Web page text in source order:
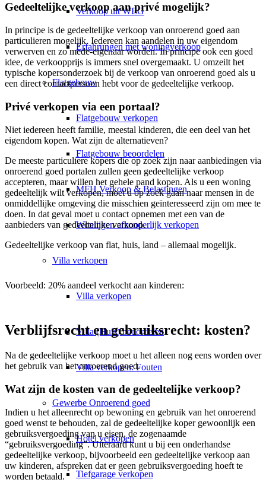
Verkoop uit WEG
Erfahrungen met woningverkoop
Flatgebouw
Flatgebouw verkopen
Flatgebouw beoordelen
MFH Verkoop & Belastingen
Woningen afzonderlijk verkopen
Villa verkopen
Villa verkopen
Villa (Huis) beoordelen
Villa verkopen: Fouten
Gewerbe Onroerend goed
Hotel verkopen
Tiefgarage verkopen
Gedeeltelijke verkoop aan privé mogelijk?
In principe is de gedeeltelijke verkoop van onroerend goed aan
particulieren mogelijk. Iedereen kan aandelen in uw eigendom
verwerven en zo mede-eigenaar worden. In principe ook een goed
idee, de verkoopprijs is immers snel overgemaakt. U omzeilt het
typische kopersonderzoek bij de verkoop van onroerend goed als u
een direct contactpersoon hebt voor de gedeeltelijke verkoop.
Privé verkopen via een portaal?
Niet iedereen heeft familie, meestal kinderen, die een deel van het
eigendom kopen. Wat zijn de alternatieven?
De meeste particuliere kopers die op zoek zijn naar aanbiedingen via
onroerend goed portalen zullen geen gedeeltelijke verkoop
accepteren, maar willen het gehele pand kopen. Als u een woning
gedeeltelijk wilt verkopen, moet u op zoek gaan naar mensen in de
onmiddellijke omgeving die misschien geïnteresseerd zijn om mee te
doen. In dat geval moet u contact opnemen met een van de
aanbieders van gedeeltelijke verkoop.
Gedeeltelijke verkoop van flat, huis, land – allemaal mogelijk.
Voorbeeld: 20% aandeel verkocht aan kinderen:
Verblijfsrecht en gebruiksrecht: kosten?
Na de gedeeltelijke verkoop moet u het alleen nog eens worden over
het gebruik van het onroerend goed.
Wat zijn de kosten van de gedeeltelijke verkoop?
Indien u het alleenrecht op bewoning en gebruik van het onroerend
goed wenst te behouden, zal de gedeeltelijke koper gewoonlijk een
gebruiksvergoeding van u eisen, de zogenaamde
“gebruiksvergoeding”. Uiteraard kunt u bij een onderhandse
gedeeltelijke verkoop, bijvoorbeeld een gedeeltelijke verkoop aan
uw kinderen, afspreken dat er geen gebruiksvergoeding hoeft te
worden betaald.